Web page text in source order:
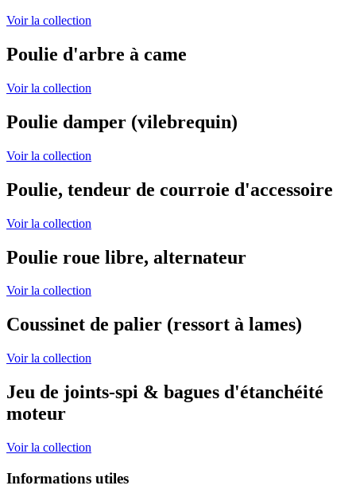
Voir la collection
Poulie d'arbre à came
Voir la collection
Poulie damper (vilebrequin)
Voir la collection
Poulie, tendeur de courroie d'accessoire
Voir la collection
Poulie roue libre, alternateur
Voir la collection
Coussinet de palier (ressort à lames)
Voir la collection
Jeu de joints-spi & bagues d'étanchéité
moteur
Voir la collection
Informations utiles